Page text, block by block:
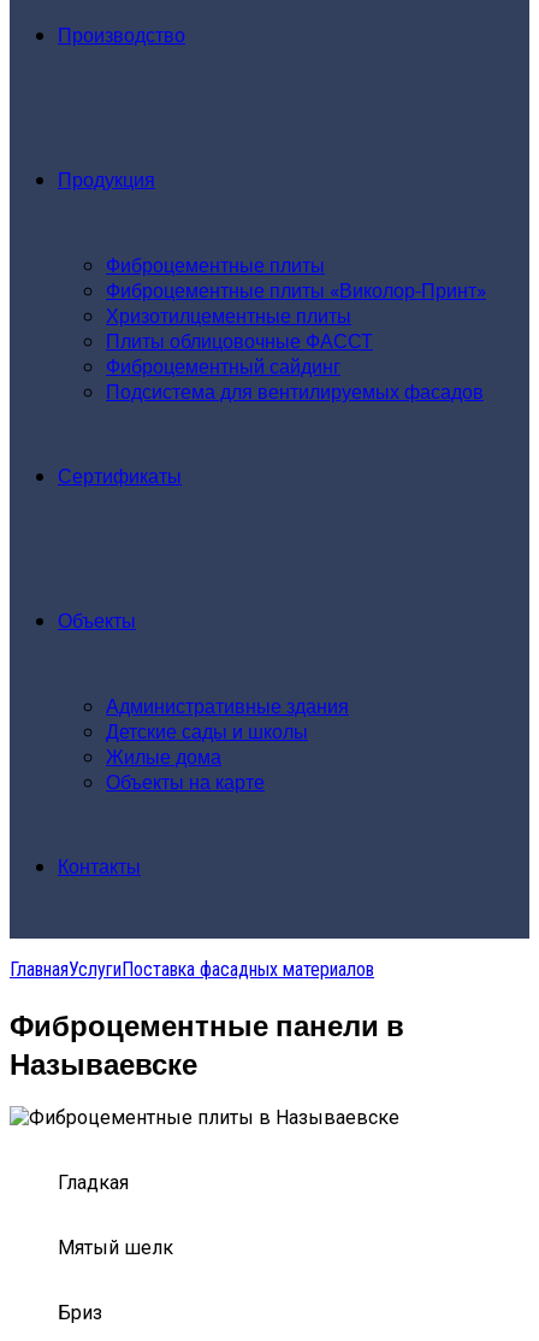
Производство
Продукция
Фиброцементные плиты
Фиброцементные плиты «Виколор-Принт»
Хризотилцементные плиты
Плиты облицовочные ФАССТ
Фиброцементный сайдинг
Подсистема для вентилируемых фасадов
Сертификаты
Объекты
Административные здания
Детские сады и школы
Жилые дома
Объекты на карте
Контакты
ГлавнаяУслугиПоставка фасадных материалов
Фиброцементные панели в
Называевске
Гладкая
Мятый шелк
Бриз